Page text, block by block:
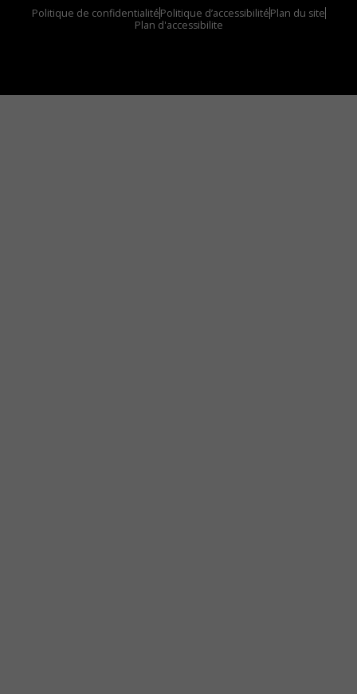
Politique de confidentialitéPolitique d’accessibilitéPlan du site
Plan d'accessibilite